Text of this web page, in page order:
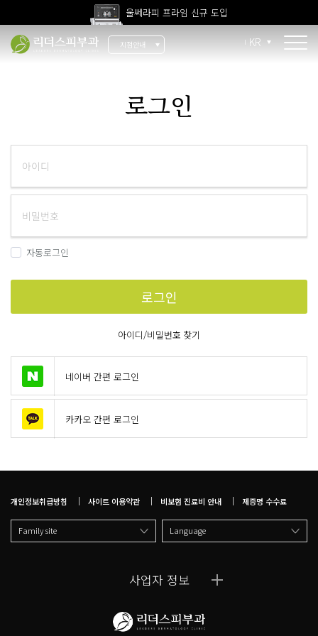
울쎄라피 프라임 신규 도입
고압산소치료 신규 도입
지점안내 KR
리더스 소개
리더스 히스토리
지점 안내
로그인
자동로그인
로그인
아이디/비밀번호 찾기
네이버 간편 로그인
카카오 간편 로그인
개인정보취급방침 사이트 이용약관 비보험 진료비 안내 제증명 수수료
Family site Language
사업자 정보